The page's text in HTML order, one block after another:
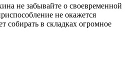
не забывайте о своевременной
не окажется
собирать в складках огромное